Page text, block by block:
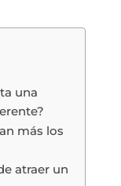
una
más los
atraer un